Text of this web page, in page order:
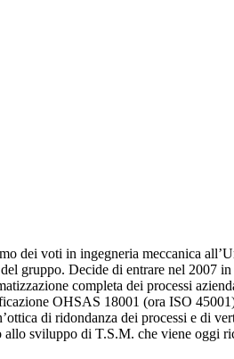
dei voti in ingegneria meccanica
gruppo. Decide di entrare nel 2007
completa dei processi
OHSAS 18001 (ora ISO
di ridondanza dei processi e di
sviluppo di T.S.M. che viene